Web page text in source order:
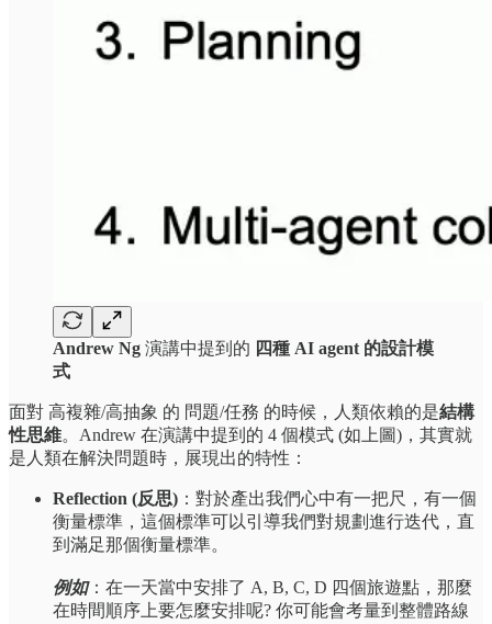
Andrew Ng 演講中提到的 四種 AI agent 的設計模
式
面對 高複雜/高抽象 的 問題/任務 的時候，人類依賴的是結構
性思維。Andrew 在演講中提到的 4 個模式 (如上圖)，其實就
是人類在解決問題時，展現出的特性：
Reflection (反思) ：對於產出我們心中有一把尺，有一個
衡量標準，這個標準可以引導我們對規劃進行迭代，直
到滿足那個衡量標準。
例如：在一天當中安排了 A, B, C, D 四個旅遊點，那麼
在時間順序上要怎麼安排呢? 你可能會考量到整體路線